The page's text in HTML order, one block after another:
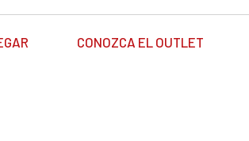
CONOZCA EL OUTLET